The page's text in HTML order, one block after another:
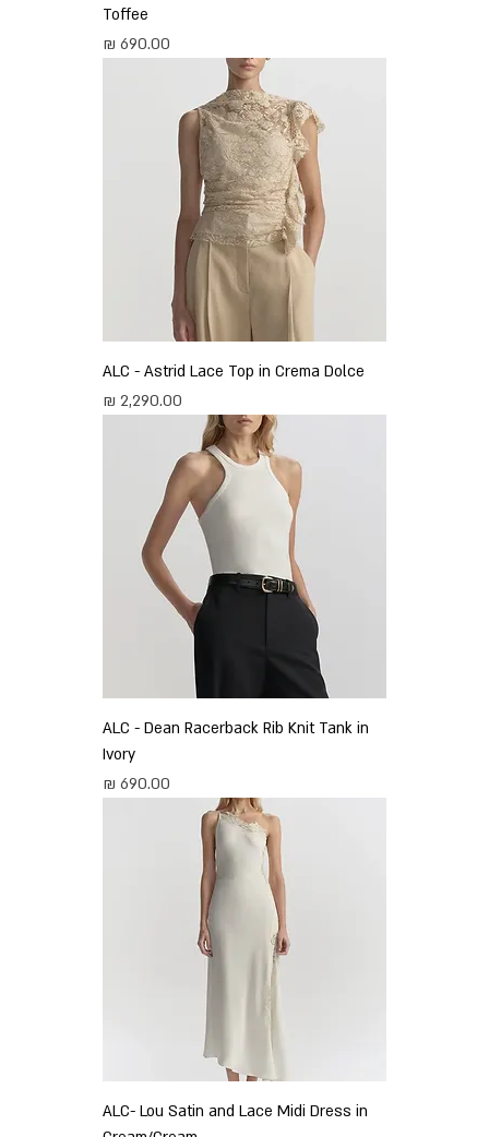
Toffee
מחיר
ALC - Astrid Lace Top in Crema Dolce
מחיר
ALC - Dean Racerback Rib Knit Tank in
Ivory
מחיר
ALC- Lou Satin and Lace Midi Dress in